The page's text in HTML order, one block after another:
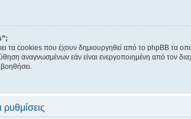
τα cookies που έχουν δημιουργηθεί από το phpBB τα
αναγνωσμένων εάν είναι ενεργοποιημένη από τον
ρυθμίσεις